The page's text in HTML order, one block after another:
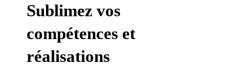
Sublimez vos
compétences et
réalisations